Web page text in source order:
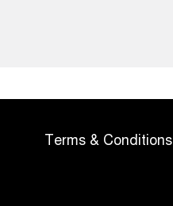
Terms & Conditions